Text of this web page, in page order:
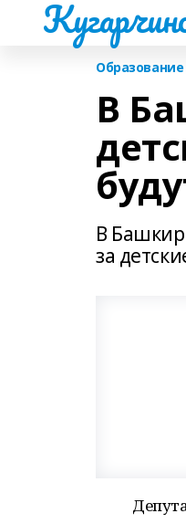
Образование
В
В
за